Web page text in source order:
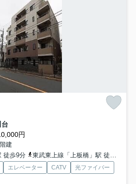
円
建
徒歩9分
東武東上線「上板橋」駅 徒歩18分
エレベーター CATV
光ファイバー